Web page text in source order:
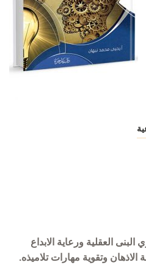
العقلية ورعاية الابداع
وتقوية مهارات تلاميذه.